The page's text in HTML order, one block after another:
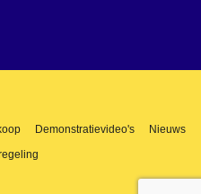
Demonstratievideo's
Nieuws